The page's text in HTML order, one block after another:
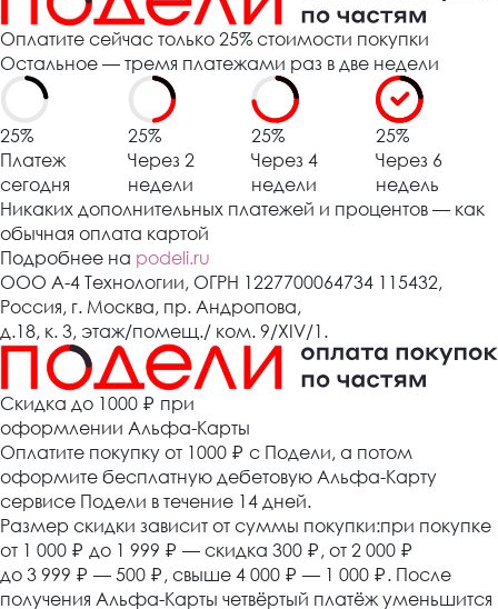
Оплатите сейчас только 25% стоимости покупки
Остальное — тремя платежами раз в две недели
25%
Платеж
сегодня
25%
Через 2
недели
25%
Через 4
недели
25%
Через 6
недель
Никаких дополнительных платежей и процентов — как
обычная оплата картой
Подробнее на podeli.ru
ООО А-4 Технологии, ОГРН 1227700064734 115432,
Россия, г. Москва, пр. Андропова,
д.18, к. 3, этаж/помещ./ ком. 9/XIV/1.
Cкидка до 1000 ₽ при
оформлении Альфа-Карты
Оплатите покупку от 1000 ₽ с Подели, а потом
оформите бесплатную дебетовую Альфа-Карту
сервисе Подели в течение 14 дней.
Размер скидки зависит от суммы покупки:при покупке
от 1 000 ₽ до 1 999 ₽ — скидка 300 ₽ , от 2 000 ₽
до 3 999 ₽ — 500 ₽ , свыше 4 000 ₽ — 1 000 ₽. После
получения Альфа-Карты четвёртый платёж уменьшится